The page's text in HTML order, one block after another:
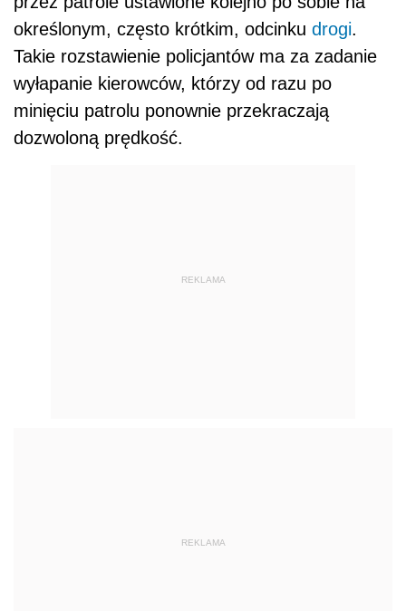
określonym, często krótkim, odcinku drogi.
Takie rozstawienie policjantów ma za zadanie
wyłapanie kierowców, którzy od razu po
minięciu patrolu ponownie przekraczają
dozwoloną prędkość.
REKLAMA
REKLAMA